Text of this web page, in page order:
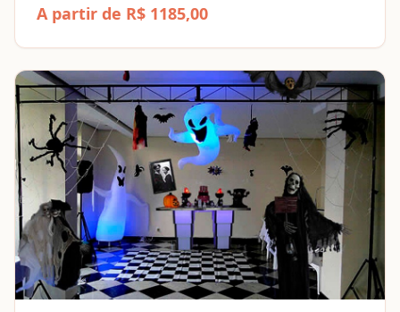
A partir de R$ 1185,00